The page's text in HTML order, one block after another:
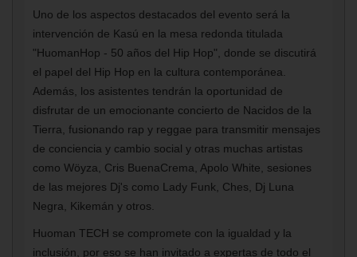
Uno de los aspectos destacados del evento será la
intervención de Kasú en la mesa redonda titulada
"HuomanHop - 50 años del Hip Hop", donde se discutirá
el papel del Hip Hop en la cultura contemporánea.
Además, los asistentes tendrán la oportunidad de
disfrutar de un emocionante concierto de Nacidos de la
Tierra, fusionando rap y reggae para transmitir mensajes
de conciencia y cambio social y otras muchas artistas
como Wöyza, Cris BuenaCrema, Apolo White, sesiones
de las mejores Dj's como Lady Funk, Ches, Dj Luna
Negra, Kikemán y otros.
Huoman TECH se compromete con la igualdad y la
inclusión, por eso se han invitado a expertas de todo el